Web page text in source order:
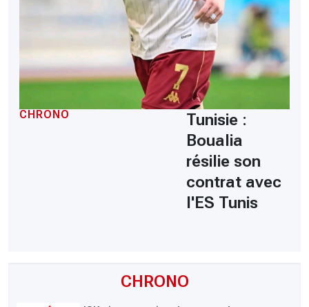
CHRONO
CHRONO
Tunisie :
Boualia
résilie son
contrat avec
l'ES Tunis